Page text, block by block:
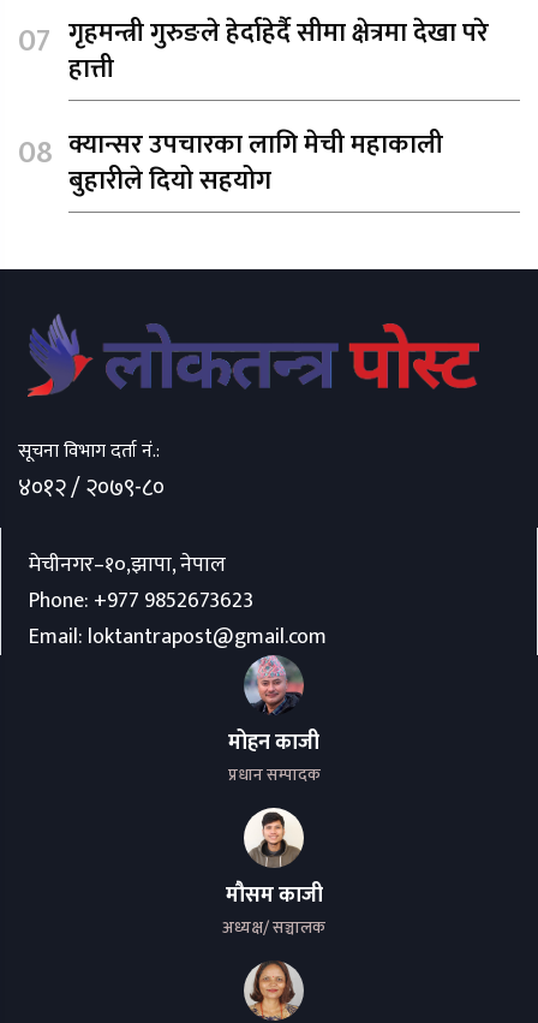
गृहमन्त्री गुरुङले हेर्दाहेर्दै सीमा क्षेत्रमा देखा परे
हात्ती
क्यान्सर उपचारका लागि मेची महाकाली
बुहारीले दियो सहयोग
सूचना विभाग दर्ता नं.:
४०१२ / २०७९-८०
मेचीनगर–१०,झापा, नेपाल
Phone: +977 9852673623
Email: loktantrapost@gmail.com
मोहन काजी
प्रधान सम्पादक
मौसम काजी
अध्यक्ष/ सञ्चालक